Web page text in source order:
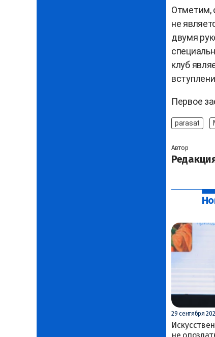
Отметим,
не
двумя
клуб
Первое
parasat
Автор
29 сентября